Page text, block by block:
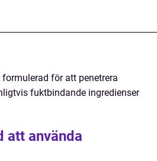
för att penetrera
fuktbindande ingredienser
att använda